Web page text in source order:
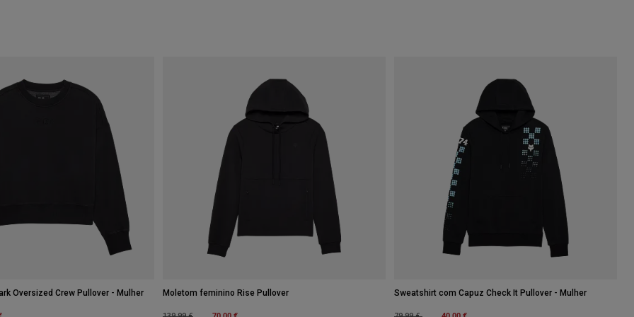
Oversized Crew Pullover - Mulher Moletom feminino Rise Pullover
Price reduced from
to
Sweatshirt com Capuz Check It Pullover - Mulher
Price reduced from
to